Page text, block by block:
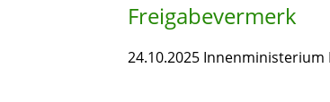
Freigabevermerk
24.10.2025